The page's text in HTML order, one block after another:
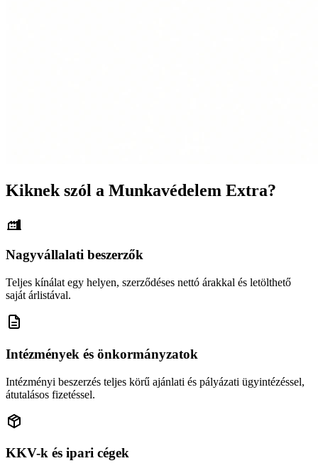
Kiknek szól a Munkavédelem Extra?
Nagyvállalati beszerzők
Teljes kínálat egy helyen, szerződéses nettó árakkal és letölthető
saját árlistával.
Intézmények és önkormányzatok
Intézményi beszerzés teljes körű ajánlati és pályázati ügyintézéssel,
átutalásos fizetéssel.
KKV-k és ipari cégek